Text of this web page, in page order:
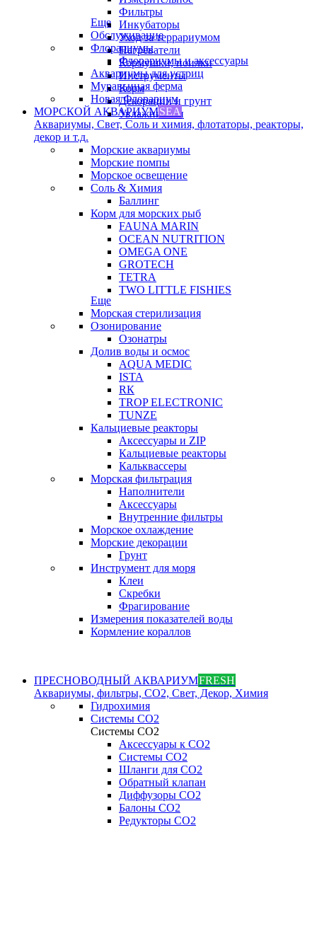
Фильтры
Инкубаторы
Уход за террариумом
Нагреватели
Кормушки, поилки
Инструменты
Корм
Декорации и грунт
Увлажнители
Еще
Обслуживание
Флорариумы
Флорариумы и аксессуары
Аквариумы для устриц
Муравьиная ферма
Новая Флорариум
МОРСКОЙ АКВАРИУМSEA
Аквариумы, Свет, Соль и химия, флотаторы, реакторы,
декор и т.д.
Морские аквариумы
Морские помпы
Морское освещение
Соль & Химия
Баллинг
Корм для морских рыб
FAUNA MARIN
OCEAN NUTRITION
OMEGA ONE
GROTECH
TETRA
TWO LITTLE FISHIES
Еще
Морская стерилизация
Озонирование
Озонатры
Долив воды и осмос
AQUA MEDIC
ISTA
RК
TROP ELECTRONIC
TUNZE
Кальциевые реакторы
Аксессуары и ZIP
Кальциевые реакторы
Кальквассеры
Морская фильтрация
Наполнители
Аксессуары
Внутренние фильтры
Морское охлаждение
Морские декорации
Грунт
Инструмент для моря
Клеи
Скребки
Фрагирование
Измерения показателей воды
Кормление кораллов
ПРЕСНОВОДНЫЙ АКВАРИУМFRESH
Аквариумы, фильтры, СО2, Свет, Декор, Химия
Гидрохимия
Системы СО2
Системы СО2
Аксессуары к СО2
Системы СО2
Шланги для CO2
Обратный клапан
Диффузоры СO2
Балоны CO2
Редукторы CO2